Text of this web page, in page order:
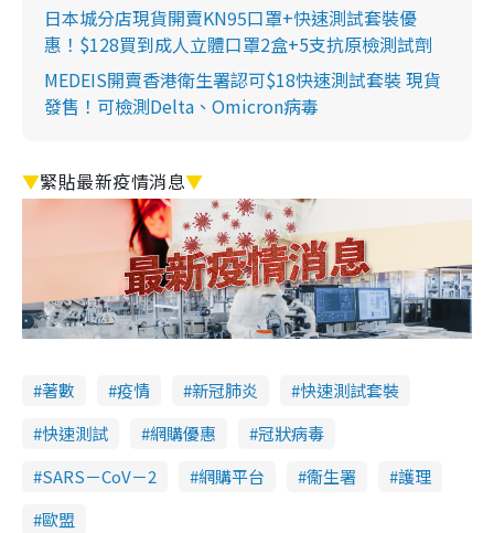
日本城分店現貨開賣KN95口罩+快速測試套裝優
惠！$128買到成人立體口罩2盒+5支抗原檢測試劑
MEDEIS開賣香港衛生署認可$18快速測試套裝 現貨
發售！可檢測Delta、Omicron病毒
▼緊貼最新疫情消息▼
著數 疫情 新冠肺炎
快速測試套裝
快速測試
網購優惠
冠狀病毒
SARS－CoV－2
網購平台 衞生署
護理
歐盟